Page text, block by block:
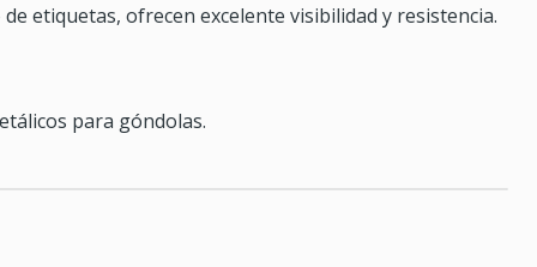
etiquetas, ofrecen excelente visibilidad y resistencia.
para góndolas.